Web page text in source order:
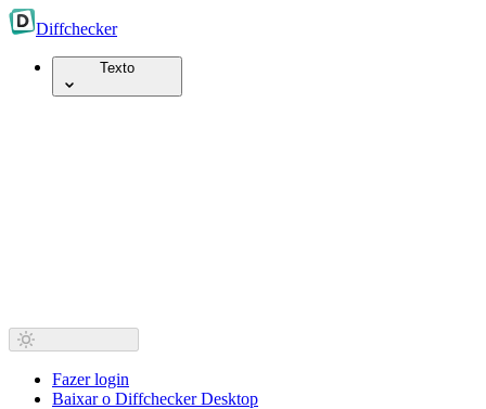
Diffchecker
Texto
Fazer login
Baixar o Diffchecker Desktop